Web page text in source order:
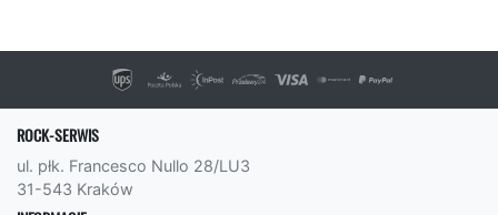
ROCK-SERWIS
ul. płk. Francesco Nullo 28/LU3
31-543 Kraków